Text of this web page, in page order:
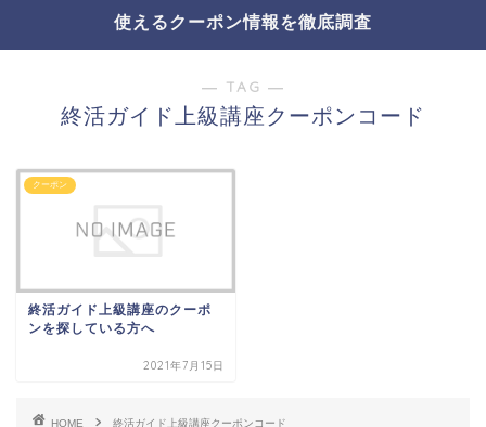
使えるクーポン情報を徹底調査
― TAG ―
終活ガイド上級講座クーポンコード
クーポン
終活ガイド上級講座のクーポ
ンを探している方へ
2021年7月15日
HOME 終活ガイド上級講座クーポンコード